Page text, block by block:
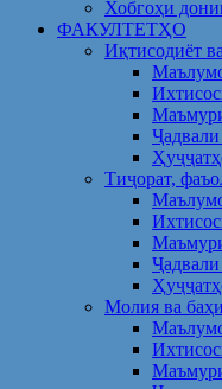
Хобгоҳи
ФАКУЛТЕТҲО
Иқтисодиёт
Ҷадвали
Тиҷорат,
Ҷадвали
Молия ва